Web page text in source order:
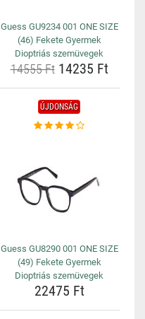
Guess GU9234 001 ONE SIZE
(46) Fekete Gyermek
Dioptriás szemüvegek
14555 Ft14235 Ft
ÚJDONSÁG
Guess GU8290 001 ONE SIZE
(49) Fekete Gyermek
Dioptriás szemüvegek
22475 Ft